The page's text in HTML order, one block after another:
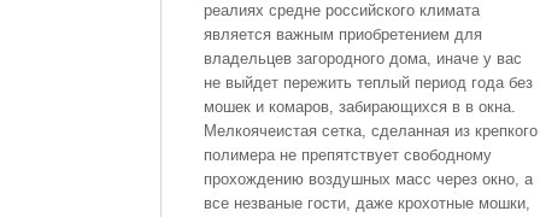
реалиях средне российского климата
является важным приобретением для
владельцев загородного дома, иначе у вас
не выйдет пережить теплый период года без
мошек и комаров, забирающихся в в окна.
Мелкоячеистая сетка, сделанная из крепкого
полимера не препятствует свободному
прохождению воздушных масс через окно, а
все незваные гости, даже крохотные мошки,